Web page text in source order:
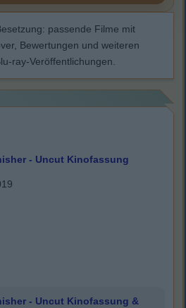
passende Filme mit
Bewertungen und weiteren
ray-Veröffentlichungen.
- Uncut Kinofassung
- Uncut Kinofassung &